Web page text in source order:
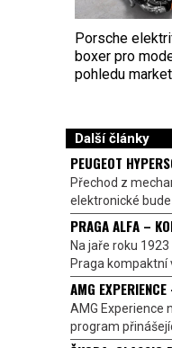
Porsche
boxer pro
pohledu
Další články
PEUGEOT
Přechod z
elektronické bude
PRAGA ALFA –
Na jaře roku
Praga kompaktní
AMG
AMG Experience
program